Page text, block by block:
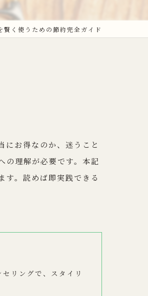
く使うための節約完全ガイド
にお得なのか、迷うこと
の理解が必要です。本記
す。読めば即実践できる
リングで、スタイリ